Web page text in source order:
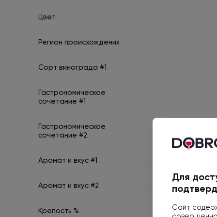
Цвет
Регион происхождения
Сорт винограда #1
Гастрономическое
сочетание #1
Гастрономическое
сочетание #2
Аромат и вкус #1
Аромат и вкус #2
Крепость %
Для
Сайт